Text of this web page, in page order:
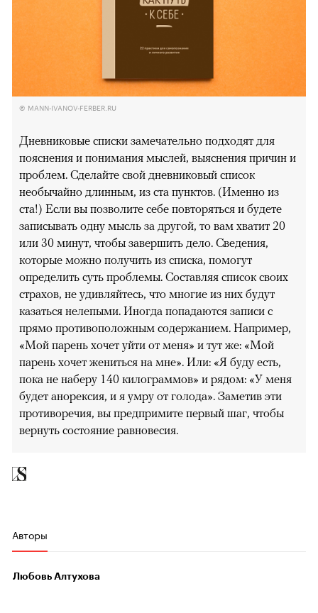
© MANN-IVANOV-FERBER.RU
Дневниковые списки замечательно подходят для
пояснения и понимания мыслей, выяснения причин и
проблем. Сделайте свой дневниковый список
необычайно длинным, из ста пунктов. (Именно из
ста!) Если вы позволите себе повторяться и будете
записывать одну мысль за другой, то вам хватит 20
или 30 минут, чтобы завершить дело. Сведения,
которые можно получить из списка, помогут
определить суть проблемы. Составляя список своих
страхов, не удивляйтесь, что многие из них будут
казаться нелепыми. Иногда попадаются записи с
прямо противоположным содержанием. Например,
«Мой парень хочет уйти от меня» и тут же: «Мой
парень хочет жениться на мне». Или: «Я буду есть,
пока не наберу 140 килограммов» и рядом: «У меня
будет анорексия, и я умру от голода». Заметив эти
противоречия, вы предпримите первый шаг, чтобы
вернуть состояние равновесия.
Авторы
Любовь Алтухова